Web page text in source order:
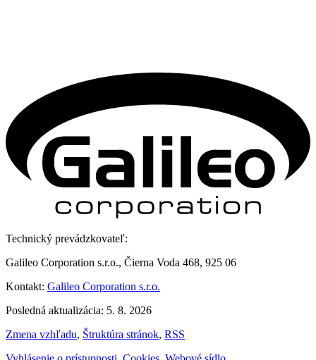
Technický prevádzkovateľ:
Galileo Corporation s.r.o., Čierna Voda 468, 925 06
Kontakt: Galileo Corporation s.r.o.
Posledná aktualizácia: 5. 8. 2026
Zmena vzhľadu, Štruktúra stránok, RSS